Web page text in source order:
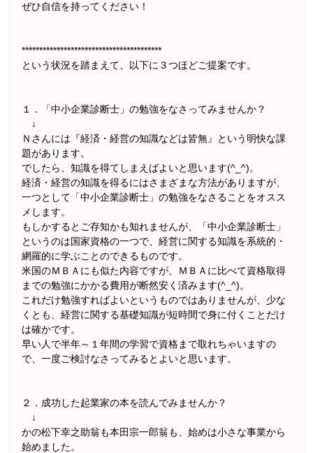
ぜひ自信を持ってください！
****************************************
という状況を踏まえて、以下に３つほどご提案です。
１．「中小企業診断士」の勉強をなさってみませんか？
↓
Ｎさんには『経済・経営の知識などは皆無』という明快な課
題があります。
でしたら、知識を得てしまえばよいと思います(^_^)。
経済・経営の知識を得るにはさまざまな方法がありますが、
一つとして「中小企業診断士」の勉強をなさることをオスス
メします。
もしかするとご存知かも知れませんが、「中小企業診断士」
というのは国家資格の一つで、経営に関する知識を系統的・
網羅的に学ぶことのできるものです。
米国のＭＢＡにも似た内容ですが、ＭＢＡに比べて資格取得
までの勉強にかかる費用が断然安く済みます(^_^)。
これだけ勉強すればよいというものではありませんが、少な
くとも、経営に関する基礎知識が短時間で身に付くことだけ
は確かです。
早い人で半年～１年間の学習で資格まで取れちゃいますの
で、一度ご検討なさってみるとよいと思います。
２．成功した起業家の本を読んでみませんか？
↓
かの松下幸之助翁も本田宗一郎翁も、始めは小さな事業から
始めました。